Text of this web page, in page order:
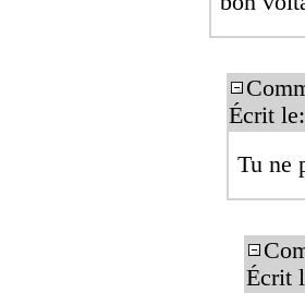
Écrit
Tu ne
Écrit